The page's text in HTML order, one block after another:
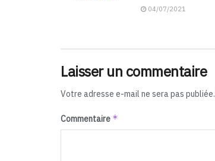
04/07/2021
Laisser un commentaire
Votre adresse e-mail ne sera pas publiée.
Commentaire *